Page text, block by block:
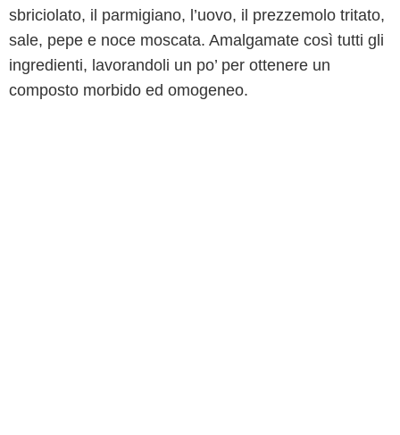
sbriciolato, il parmigiano, l’uovo, il prezzemolo tritato,
sale, pepe e noce moscata. Amalgamate così tutti gli
ingredienti, lavorandoli un po’ per ottenere un
composto morbido ed omogeneo.